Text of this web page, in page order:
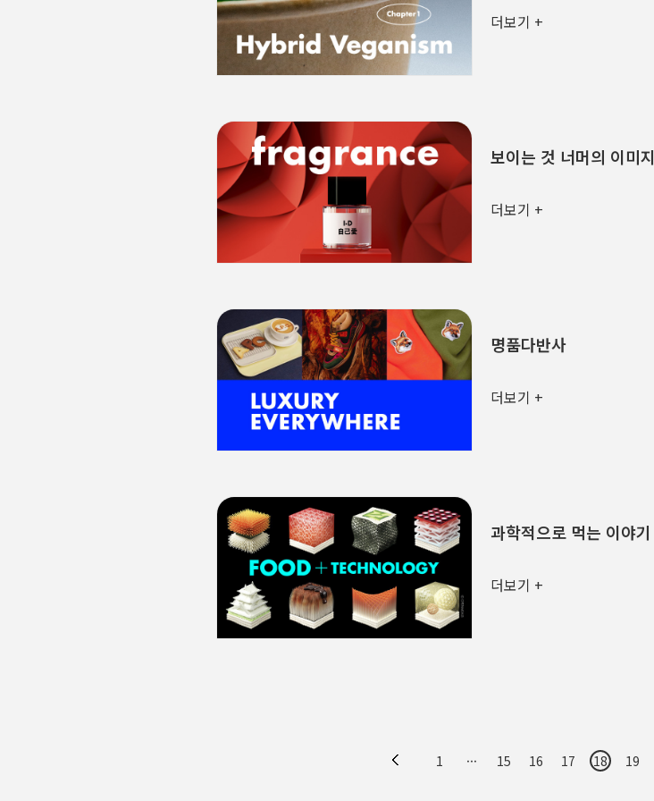
더보기 +
보이는 것 너머의 이미지
더보기 +
명품다반사
더보기 +
과학적으로 먹는 이야기
더보기 +
1 ··· 15 16 17 18 19